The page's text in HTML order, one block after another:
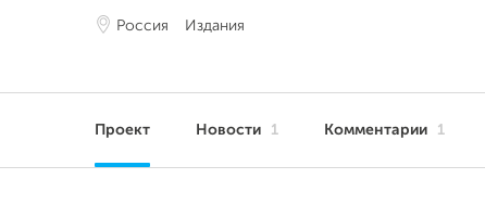
Россия Издания
Проект Новости 1 Комментарии 1